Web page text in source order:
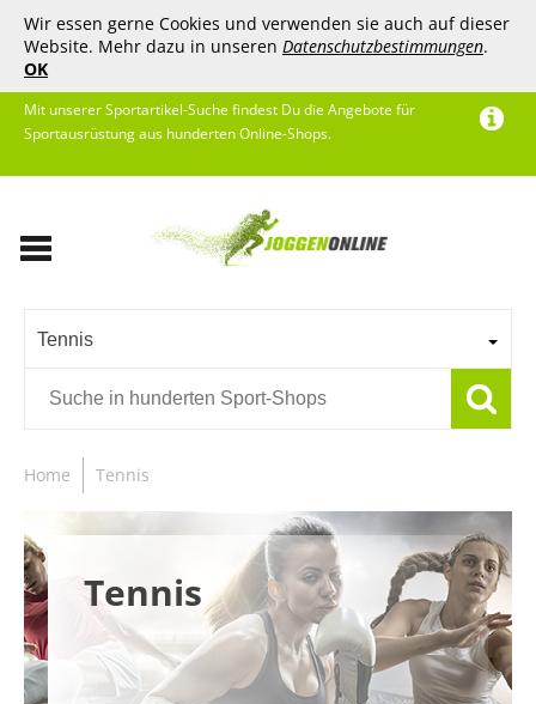
Wir essen gerne Cookies und verwenden sie auch auf dieser
Website. Mehr dazu in unseren Datenschutzbestimmungen.
OK
Mit unserer Sportartikel-Suche findest Du die Angebote für
Sportausrüstung aus hunderten Online-Shops.
Tennis
Home Tennis
Tennis